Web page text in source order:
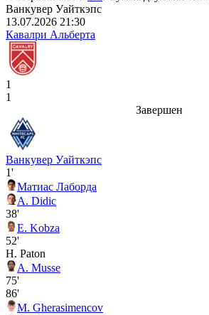
Ванкувер Уайткэпс
13.07.2026 21:30
Кавалри Альберта
1
1
Завершен
Ванкувер Уайткэпс
1'
Матиас Лаборда
A. Didic
38'
E. Kobza
52'
H. Paton
A. Musse
75'
86'
M. Gherasimencov